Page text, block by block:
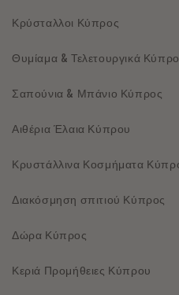
Κρύσταλλοι Κύπρος
Θυμίαμα & Τελετουργικά
Σαπούνια & Μπάνιο Κύπρος
Αιθέρια Έλαια Κύπρου
Κρυστάλλινα Κοσμήματα
Διακόσμηση σπιτιού Κύπρος
Δώρα Κύπρος
Κεριά Προμήθειες Κύπρου